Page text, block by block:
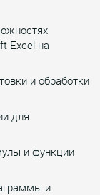
Excel на
и обработки
для
и функции
и